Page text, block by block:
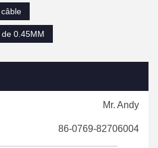
0.45MM
Mr. Andy
86-0769-82706004